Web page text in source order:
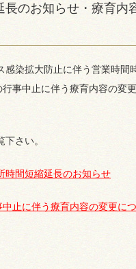
長のお知らせ・療育内
感染拡大防止に伴う営業時間
事中止に伴う療育内容の変
さい。
時間短縮延長のお知らせ
止に伴う療育内容の変更に